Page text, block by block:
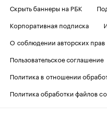
Скрыть баннеры на РБК
Корпоративная подписка
О соблюдении авторских прав
Пользовательское соглашение
Политика в отношении
Политика обработки файлов